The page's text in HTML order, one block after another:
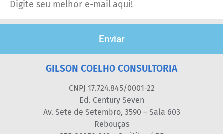
Enviar
GILSON COELHO CONSULTORIA
CNPJ 17.724.845/0001-22
Ed. Century Seven
Av. Sete de Setembro, 3590 – Sala 603
Rebouças